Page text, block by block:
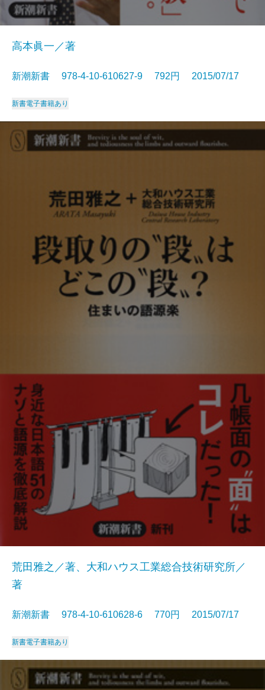
高本眞一／著
新潮新書 978-4-10-610627-9 792円 2015/07/17
新書電子書籍あり
荒田雅之／著、大和ハウス工業総合技術研究所／
著
新潮新書 978-4-10-610628-6 770円 2015/07/17
新書電子書籍あり